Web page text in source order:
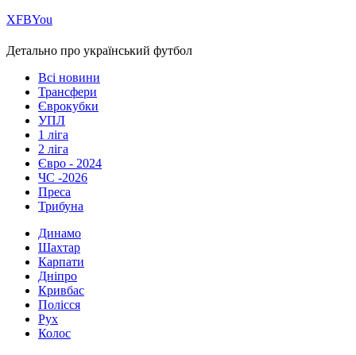
ХFBYou
Детально про український футбол
Всі новини
Трансфери
Єврокубки
УПЛ
1 ліга
2 ліга
Євро - 2024
ЧС -2026
Преса
Трибуна
Динамо
Шахтар
Карпати
Дніпро
Кривбас
Полісся
Рух
Колос